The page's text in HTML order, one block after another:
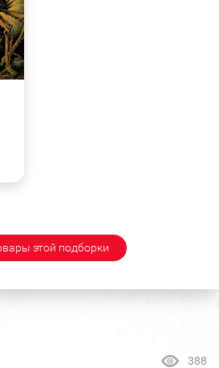
этой подборки
388